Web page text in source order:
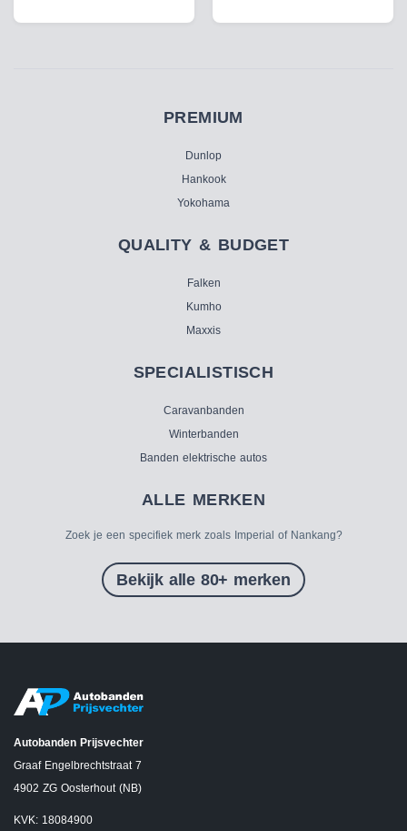
PREMIUM
Dunlop
Hankook
Yokohama
QUALITY & BUDGET
Falken
Kumho
Maxxis
SPECIALISTISCH
Caravanbanden
Winterbanden
Banden elektrische autos
ALLE MERKEN
Zoek je een specifiek merk zoals Imperial of Nankang?
Bekijk alle 80+ merken
Autobanden Prijsvechter
Graaf Engelbrechtstraat 7
4902 ZG Oosterhout (NB)
KVK: 18084900